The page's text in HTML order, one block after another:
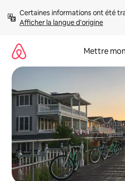
directement
Afficher la langue d'origine
Mettre